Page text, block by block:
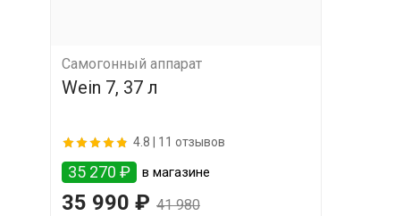
Самогонный аппарат
Wein 7, 37 л
4.8 | 11 отзывов
35 270 ₽ в магазине
35 990 ₽ 41 980